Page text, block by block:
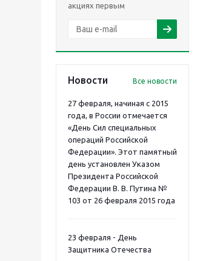
акциях первым
Новости Все новости
27 февраля, начиная с 2015
года, в России отмечается
«День Сил специальных
операций Российской
Федерации». Этот памятный
день установлен Указом
Президента Российской
Федерации В. В. Путина №
103 от 26 февраля 2015 года
23 февраля - День
Защитника Отечества